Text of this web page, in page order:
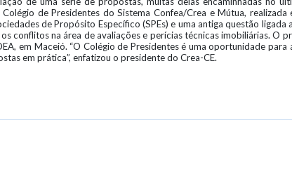
de Presidentes do Sistema Confea/Crea e Mútua,
de Propósito Específico (SPEs) e uma antiga questão
conflitos na área de avaliações e perícias técnicas imobiliárias. O
em Maceió. “O Colégio de Presidentes é uma oportunidade
em prática”, enfatizou o presidente do Crea-CE.